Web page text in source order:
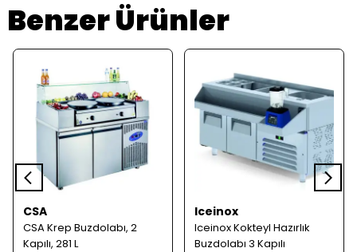
Benzer Ürünler
CSA
CSA Krep Buzdolabı, 2
Kapılı, 281 L
Iceinox
Iceinox Kokteyl Hazırlık
Buzdolabı 3 Kapılı